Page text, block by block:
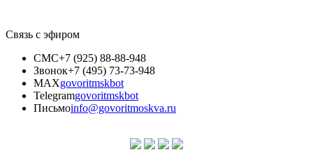
Связь с эфиром
СМС+7 (925) 88-88-948
Звонок+7 (495) 73-73-948
MAXgovoritmskbot
Telegramgovoritmskbot
Письмоinfo@govoritmoskva.ru